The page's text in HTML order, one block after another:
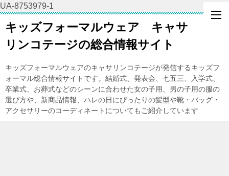
UA-8753979-1
キッズフォーマルウェア キャサ
リンコテージの総合情報サイト
キッズフォーマルウェアのキャサリンコテージが発信するキッズフ
ォーマル総合情報サイトです。結婚式、発表会、七五三、入学式、
卒業式、お葬式などのシーンに合わせた女の子用、男の子用の服の
選び方や、新商品情報、ハレの日にぴったりの髪型や靴・バッグ・
アクセサリーのコーディネートについてもご紹介しています